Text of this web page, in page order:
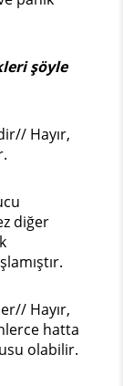
şöyle
Hayır,
diğer
Hayır,
hatta
olabilir.